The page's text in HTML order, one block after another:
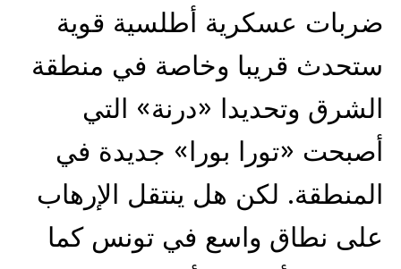
ضربات عسكرية أطلسية قوية
ستحدث قريبا وخاصة في منطقة
الشرق وتحديدا «درنة» التي
أصبحت «تورا بورا» جديدة في
المنطقة. لكن هل ينتقل الإرهاب
على نطاق واسع في تونس كما